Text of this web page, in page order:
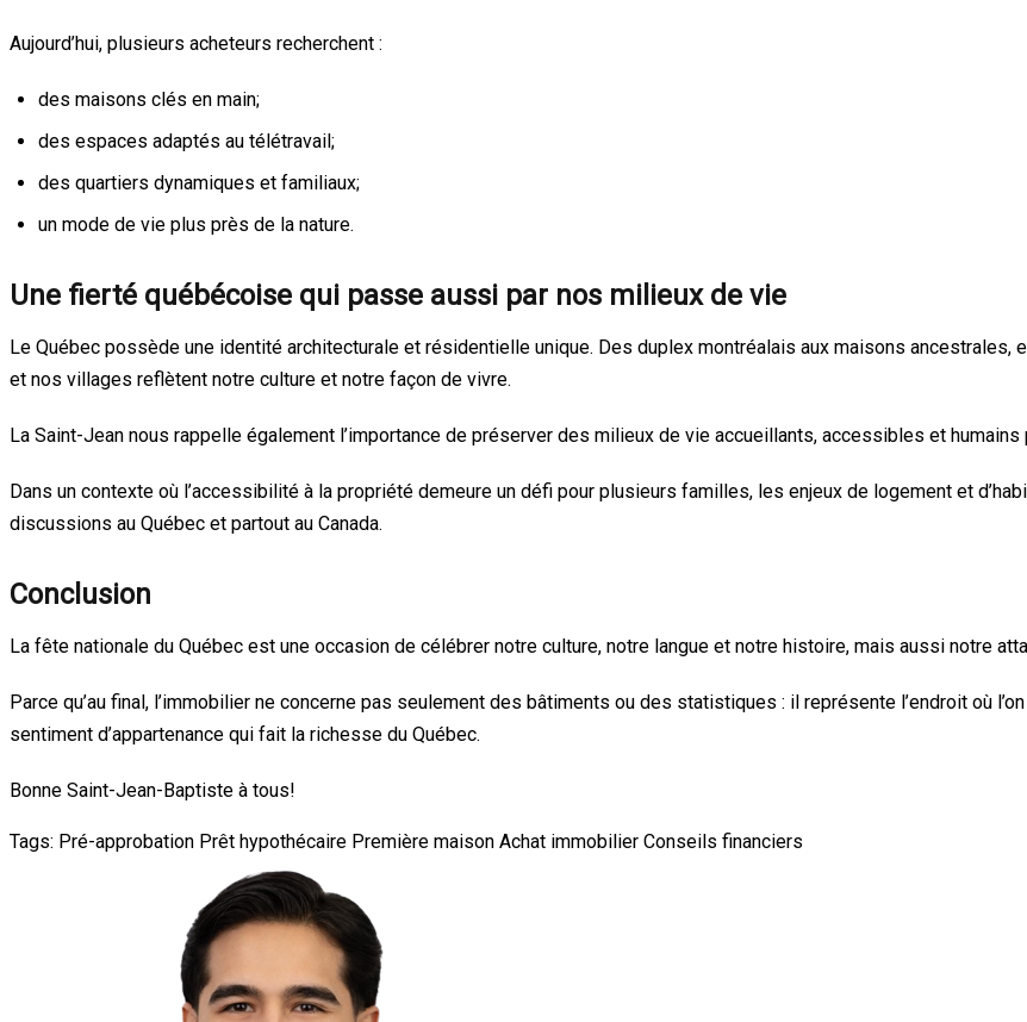
Aujourd’hui, plusieurs acheteurs recherchent :
des maisons clés en main;
des espaces adaptés au télétravail;
des quartiers dynamiques et familiaux;
un mode de vie plus près de la nature.
Une fierté québécoise qui passe aussi par nos milieux de vie
Le Québec possède une identité architecturale et résidentielle unique. Des duplex montréalais aux maisons
et nos villages reflètent notre culture et notre façon de vivre.
La Saint-Jean nous rappelle également l’importance de préserver des milieux de vie accueillants, accessibles et
Dans un contexte où l’accessibilité à la propriété demeure un défi pour plusieurs familles, les enjeux de logement et
discussions au Québec et partout au Canada.
Conclusion
La fête nationale du Québec est une occasion de célébrer notre culture, notre langue et notre histoire, mais aussi notre
Parce qu’au final, l’immobilier ne concerne pas seulement des bâtiments ou des statistiques : il représente l’endroit où
sentiment d’appartenance qui fait la richesse du Québec.
Bonne Saint-Jean-Baptiste à tous!
Tags: Pré-approbation Prêt hypothécaire Première maison Achat immobilier Conseils financiers